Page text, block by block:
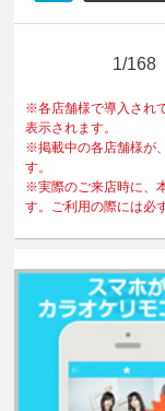
1/168
※各店舗様で導入され
表示されます。
※掲載中の各店舗様が
す。
※実際のご来店時に、
す。ご利用の際には必